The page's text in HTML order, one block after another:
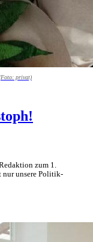
privat)
zum 1.
nur unsere Politik-